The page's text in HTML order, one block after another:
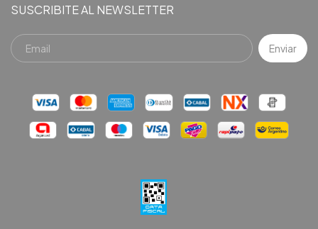
SUSCRIBITE AL NEWSLETTER